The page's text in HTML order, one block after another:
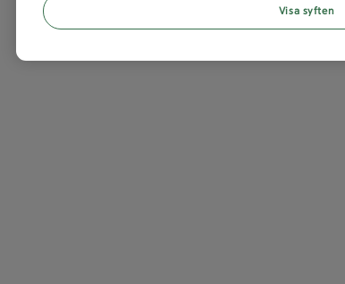
Visa syften